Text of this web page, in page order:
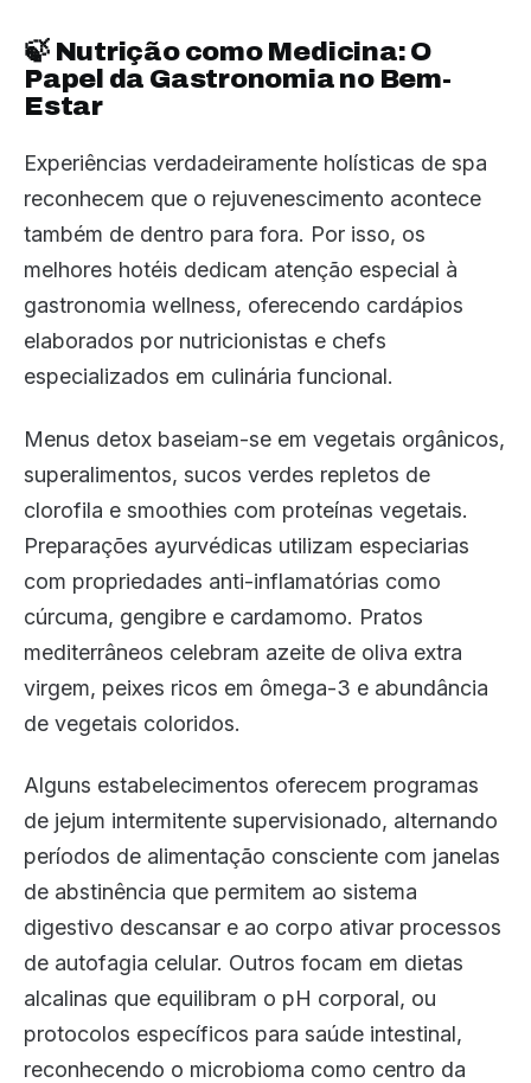
🍃 Nutrição como Medicina: O
Papel da Gastronomia no Bem-
Estar
Experiências verdadeiramente holísticas de spa
reconhecem que o rejuvenescimento acontece
também de dentro para fora. Por isso, os
melhores hotéis dedicam atenção especial à
gastronomia wellness, oferecendo cardápios
elaborados por nutricionistas e chefs
especializados em culinária funcional.
Menus detox baseiam-se em vegetais orgânicos,
superalimentos, sucos verdes repletos de
clorofila e smoothies com proteínas vegetais.
Preparações ayurvédicas utilizam especiarias
com propriedades anti-inflamatórias como
cúrcuma, gengibre e cardamomo. Pratos
mediterrâneos celebram azeite de oliva extra
virgem, peixes ricos em ômega-3 e abundância
de vegetais coloridos.
Alguns estabelecimentos oferecem programas
de jejum intermitente supervisionado, alternando
períodos de alimentação consciente com janelas
de abstinência que permitem ao sistema
digestivo descansar e ao corpo ativar processos
de autofagia celular. Outros focam em dietas
alcalinas que equilibram o pH corporal, ou
protocolos específicos para saúde intestinal,
reconhecendo o microbioma como centro da